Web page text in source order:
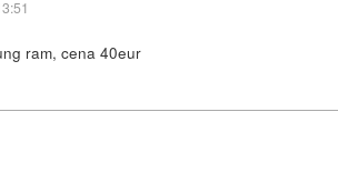
ram, cena 40eur